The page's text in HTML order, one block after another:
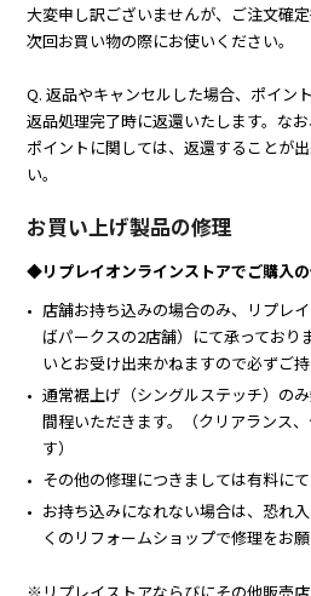
大変申し訳ございませんが、ご注文確
次回お買い物の際にお使いください。
Q. 返品やキャンセルした場合、ポイン
返品処理完了時に返還いたします。な
ポイントに関しては、返還することが
い。
お買い上げ製品の修理
◆リプレイオンラインストアでご購入
店舗お持ち込みの場合のみ、リプレ
ばパークスの2店舗）にて承っており
いとお受け出来かねますので必ずご
通常裾上げ（シングルステッチ）の
間程いただきます。（クリアランス
す）
その他の修理につきましては有料にて
お持ち込みになれない場合は、恐れ
くのリフォームショップで修理をお願
※リプレイストアならびにその他販売